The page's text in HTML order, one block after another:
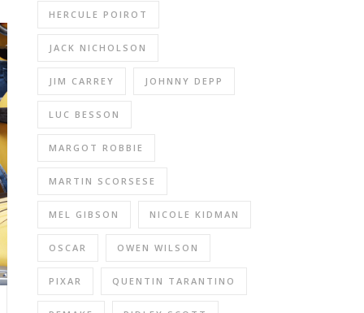
HERCULE POIROT
JACK NICHOLSON
JIM CARREY JOHNNY DEPP
LUC BESSON
MARGOT ROBBIE
MARTIN SCORSESE
MEL GIBSON NICOLE KIDMAN
OSCAR OWEN WILSON
PIXAR QUENTIN TARANTINO